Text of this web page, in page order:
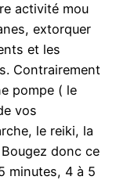
activité mou
extorquer
et les
Contrairement
pompe ( le
vos
le reiki, la
donc ce
minutes, 4 à 5